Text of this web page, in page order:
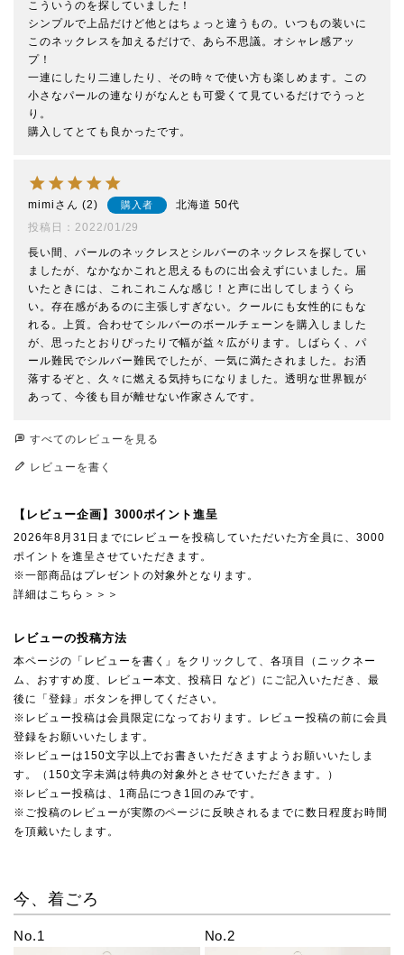
こういうのを探していました！
シンプルで上品だけど他とはちょっと違うもの。いつもの装いに
このネックレスを加えるだけで、あら不思議。オシャレ感アッ
プ！
一連にしたり二連したり、その時々で使い方も楽しめます。この
小さなパールの連なりがなんとも可愛くて見ているだけでうっと
り。
購入してとても良かったです。
mimi 2 購入者 北海道 50代
投稿日
2022/01/29
長い間、パールのネックレスとシルバーのネックレスを探してい
ましたが、なかなかこれと思えるものに出会えずにいました。届
いたときには、これこれこんな感じ！と声に出してしまうくら
い。存在感があるのに主張しすぎない。クールにも女性的にもな
れる。上質。合わせてシルバーのボールチェーンを購入しました
が、思ったとおりぴったりで幅が益々広がります。しばらく、パ
ール難民でシルバー難民でしたが、一気に満たされました。お洒
落するぞと、久々に燃える気持ちになりました。透明な世界観が
すべてのレビューを見る
レビューを書く
【レビュー企画】3000ポイント進呈
2026年8月31日までにレビューを投稿していただいた方全員に、3000
ポイントを進呈させていただきます。
※一部商品はプレゼントの対象外となります。
詳細はこちら＞＞＞
レビューの投稿方法
本ページの「レビューを書く」をクリックして、各項目（ニックネー
ム、おすすめ度、レビュー本文、投稿日 など）にご記入いただき、最
後に「登録」ボタンを押してください。
※レビュー投稿は会員限定になっております。レビュー投稿の前に会員
登録をお願いいたします。
※レビューは150文字以上でお書きいただきますようお願いいたしま
す。（150文字未満は特典の対象外とさせていただきます。）
※レビュー投稿は、1商品につき1回のみです。
※ご投稿のレビューが実際のページに反映されるまでに数日程度お時間
を頂戴いたします。
今、着ごろ
No.1 No.2